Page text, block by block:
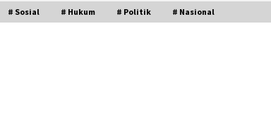
# Sosial # Hukum # Politik # Nasional